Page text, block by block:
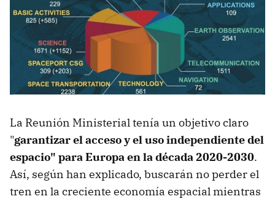
La Reunión Ministerial tenía un objetivo claro
"garantizar el acceso y el uso independiente del
espacio" para Europa en la década 2020-2030.
Así, según han explicado, buscarán no perder el
tren en la creciente economía espacial mientras